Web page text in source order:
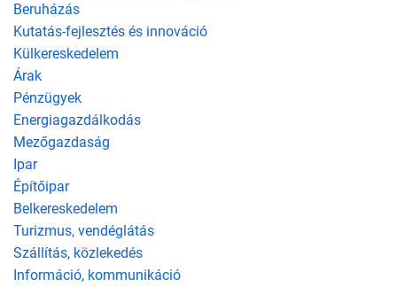
Beruházás
Kutatás-fejlesztés és innováció
Külkereskedelem
Árak
Pénzügyek
Energiagazdálkodás
Mezőgazdaság
Ipar
Építőipar
Belkereskedelem
Turizmus, vendéglátás
Szállítás, közlekedés
Információ, kommunikáció